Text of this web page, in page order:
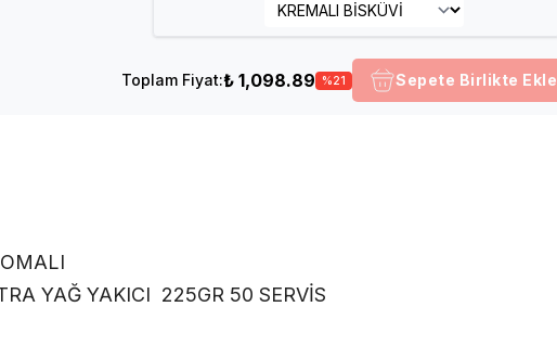
Toplam Fiyat:₺ 1,098.89 %21 Sepete Birlikte Ekle
YAĞ YAKICI 225GR 50 SERVİS